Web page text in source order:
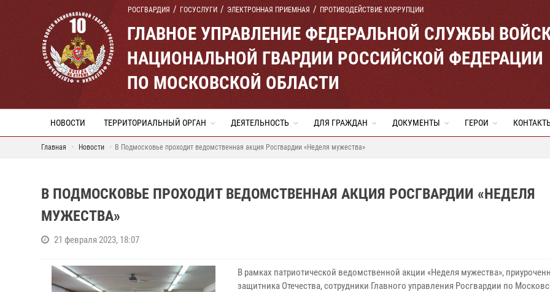
РОСГВАРДИЯ ГОСУСЛУГИ ЭЛЕКТРОННАЯ ПРИЕМНАЯ ПРОТИВОДЕЙСТВИЕ КОРРУПЦИИ
ГЛАВНОЕ УПРАВЛЕНИЕ ФЕДЕРАЛЬНОЙ СЛУЖБЫ
НАЦИОНАЛЬНОЙ ГВАРДИИ РОССИЙСКОЙ ФЕДЕРАЦИИ
ПО МОСКОВСКОЙ ОБЛАСТИ
НОВОСТИ ТЕРРИТОРИАЛЬНЫЙ ОРГАН ДЕЯТЕЛЬНОСТЬ ДЛЯ ГРАЖДАН ДОКУМЕНТЫ ГЕРОИ
Главная Новости В Подмосковье проходит ведомственная акция Росгвардии «Неделя мужества»
В ПОДМОСКОВЬЕ ПРОХОДИТ ВЕДОМСТВЕННАЯ АКЦИЯ РОСГВАРДИИ «НЕДЕЛЯ
МУЖЕСТВА»
21 февраля 2023, 18:07
В рамках патриотической ведомственной акции «Неделя мужества»,
защитника Отечества, сотрудники Главного управления Росгвардии по